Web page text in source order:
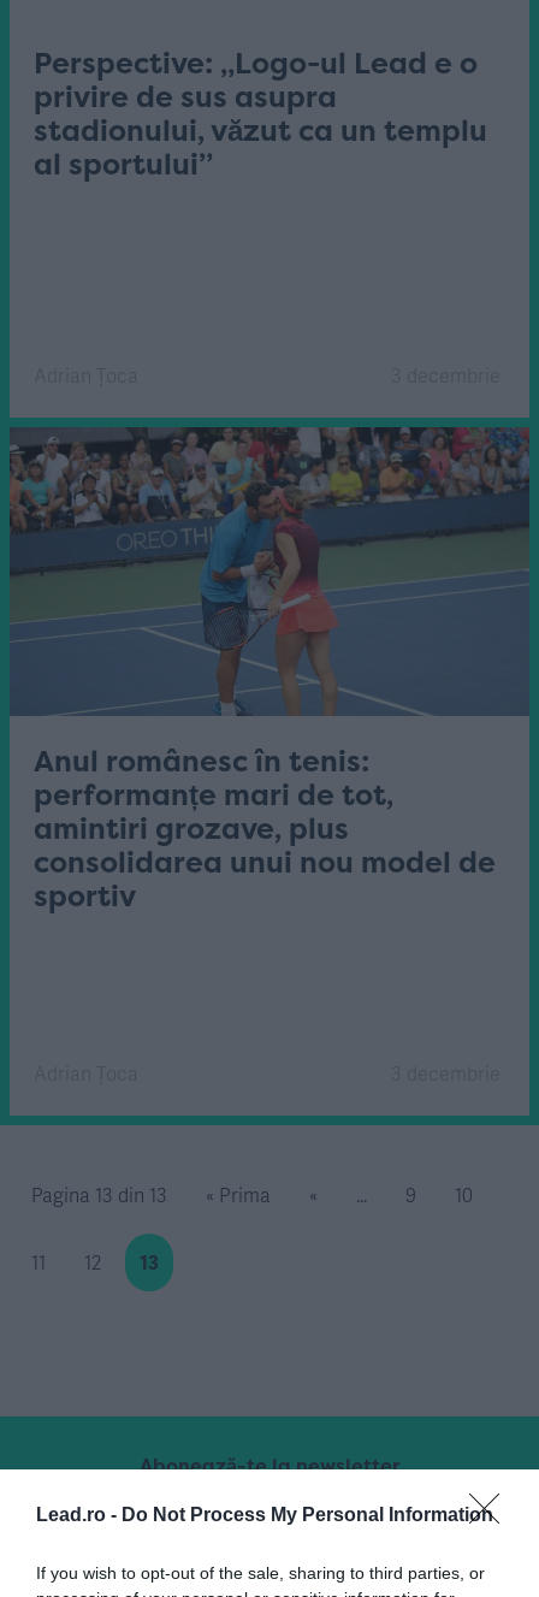
Lead.ro - Do Not Process My Personal Information
If you wish to opt-out of the sale, sharing to third parties, or
Perspective: „Logo-ul Lead e o
privire de sus asupra
stadionului, văzut ca un templu
al sportului”
Anul românesc în tenis:
performanțe mari de tot,
amintiri grozave, plus
consolidarea unui nou model de
sportiv
Pagina 13 din 13 « Prima « ... 9 10
11 12 13
Abonează-te la newsletter